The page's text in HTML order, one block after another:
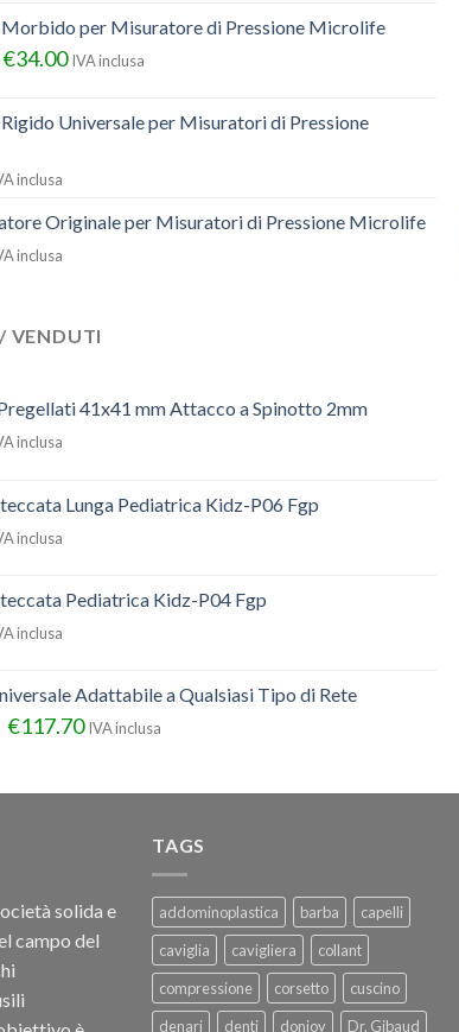
per Misuratore di Pressione Microlife
€34.00 IVA inclusa
Universale per Misuratori di Pressione
inclusa
Originale per Misuratori di Pressione Microlife
inclusa
VENDUTI
41x41 mm Attacco a Spinotto 2mm
inclusa
Lunga Pediatrica Kidz-P06 Fgp
inclusa
Pediatrica Kidz-P04 Fgp
inclusa
Adattabile a Qualsiasi Tipo di Rete
€117.70 IVA inclusa
solida e
campo del
TAGS
addominoplastica barba
capelli
caviglia
cavigliera
collant
compressione
corsetto
cuscino
denari
denti donjoy Dr. Gibaud